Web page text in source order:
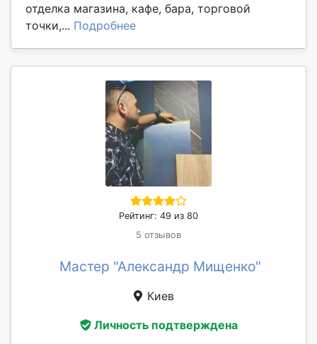
отделка магазина, кафе, бара, торговой
точки,... Подробнее
Рейтинг: 49 из 80
5 отзывов
Мастер "Александр Мищенко"
Киев
Личность подтверждена